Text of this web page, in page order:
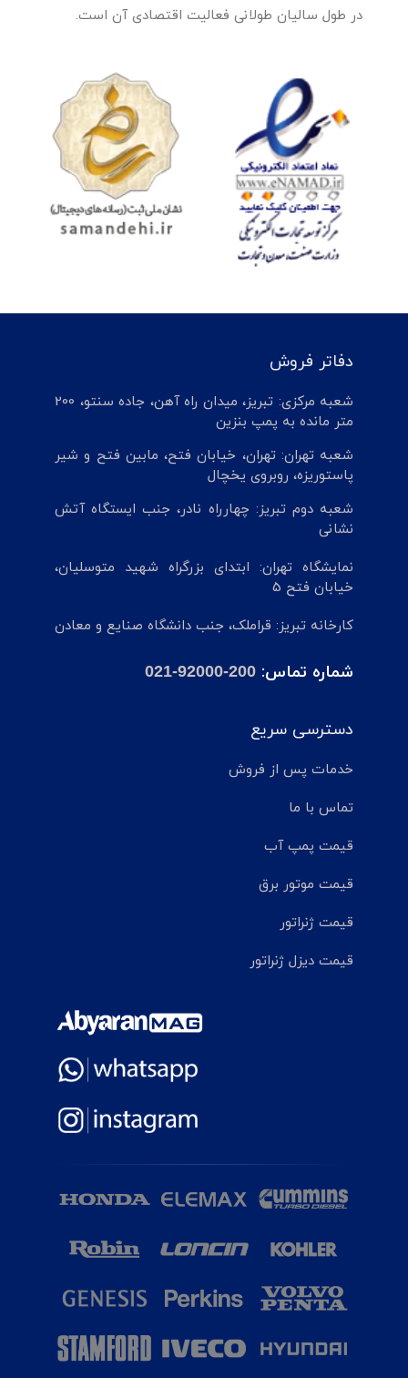
در طول سالیان طولانی فعالیت اقتصادی آن است.
دفاتر فروش
شعبه مرکزی: تبریز، میدان راه آهن، جاده سنتو، 200
متر مانده به پمپ بنزین
شعبه تهران: تهران، خیابان فتح، مابین فتح و شیر
پاستوریزه، روبروی یخچال
شعبه دوم تبریز: چهارراه نادر، جنب ایستگاه آتش
نشانی
نمایشگاه تهران: ابتدای بزرگراه شهید متوسلیان،
خیابان فتح 5
کارخانه تبریز: قراملک، جنب دانشگاه صنایع و معادن
شماره تماس: 021-92000-200
دسترسی سریع
خدمات پس از فروش
تماس با ما
قیمت پمپ آب
قیمت موتور برق
قیمت ژنراتور
قیمت دیزل ژنراتور